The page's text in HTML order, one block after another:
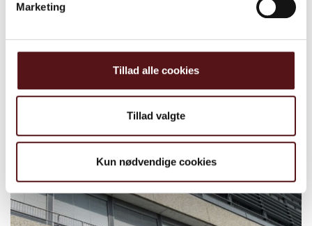
Marketing
Tillad alle cookies
Tillad valgte
Kun nødvendige cookies
Odder Kommune
Ergonomisk forløb hos dagplejere i
Odder Kommune